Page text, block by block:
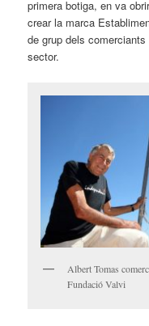
primera botiga, en va
crear la marca
de grup dels
sector.
Albert Tomas
Fundació Valvi